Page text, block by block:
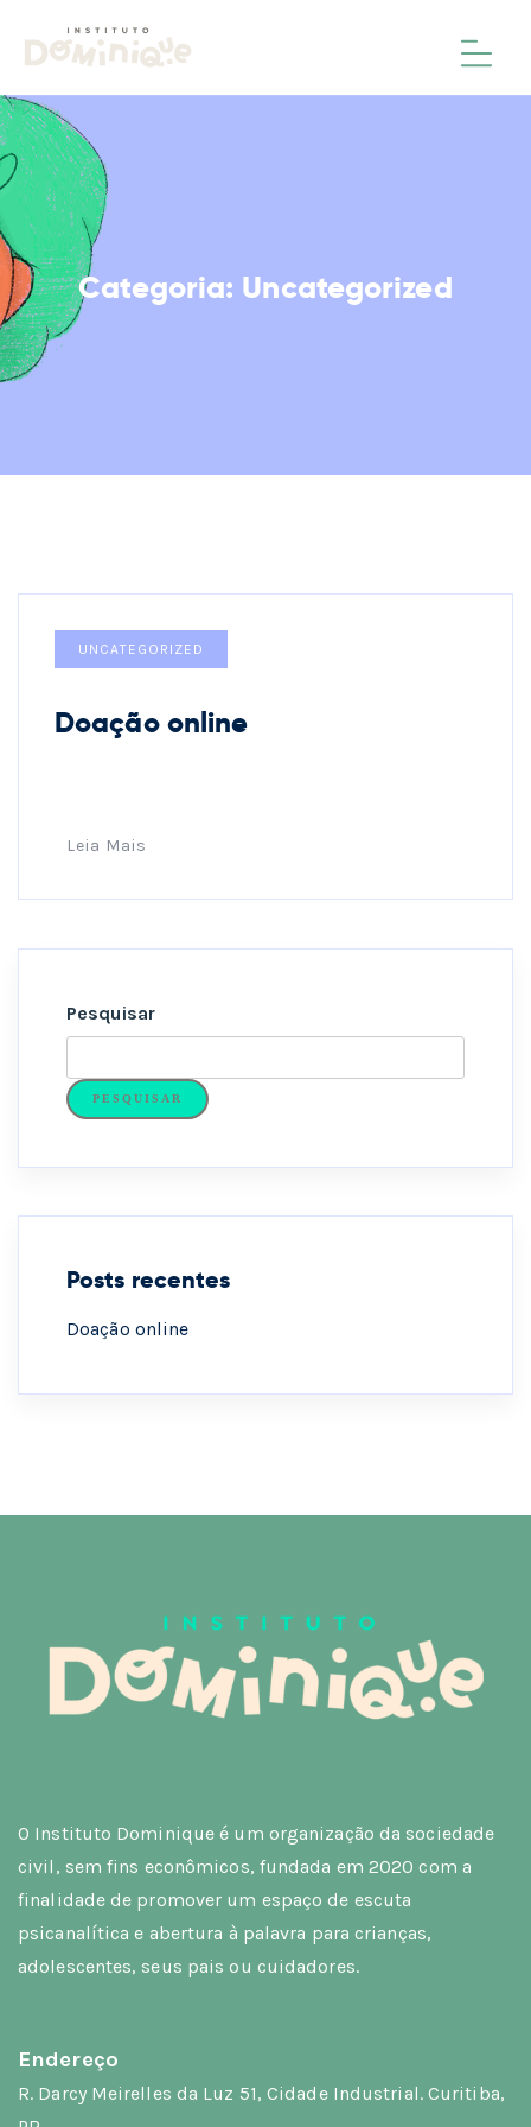
Categoria: Uncategorized
UNCATEGORIZED
Doação online
Leia Mais
Pesquisar
PESQUISAR
Posts recentes
Doação online
O Instituto Dominique é um organização da sociedade
civil, sem fins econômicos, fundada em 2020 com a
finalidade de promover um espaço de escuta
psicanalítica e abertura à palavra para crianças,
adolescentes, seus pais ou cuidadores.
Endereço
R. Darcy Meirelles da Luz 51, Cidade Industrial. Curitiba,